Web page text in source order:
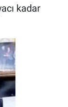
kadar